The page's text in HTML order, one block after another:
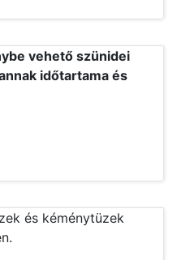
vehető szünidei
időtartama és
és kéménytüzek